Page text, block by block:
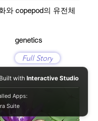
와 copepod의 유전체
genetics
Full Story
Built with Interactive Studio
Apps:
Suite